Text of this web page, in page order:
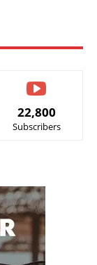
22,800
Subscribers